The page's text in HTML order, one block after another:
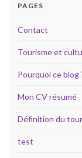
PAGES
Contact
Tourisme et
Pourquoi ce blog
Mon CV résumé
Définition du
test